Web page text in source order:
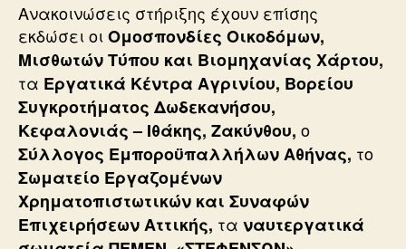
Ανακοινώσεις στήριξης έχουν επίσης
εκδώσει οιΟμοσπονδίες Οικοδόμων,
Μισθωτών Τύπου και Βιομηχανίας Χάρτου,
τα Εργατικά Κέντρα Αγρινίου, Βορείου
Συγκροτήματος Δωδεκανήσου,
Κεφαλονιάς – Ιθάκης, Ζακύνθου, ο
Σύλλογος Εμποροϋπαλλήλων Αθήνας, το
Σωματείο Εργαζομένων
Χρηματοπιστωτικών και Συναφών
Επιχειρήσεων Αττικής, τα ναυτεργατικά